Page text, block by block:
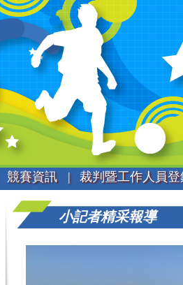
競賽資訊 | 裁判暨工作人員
小記者精采報導